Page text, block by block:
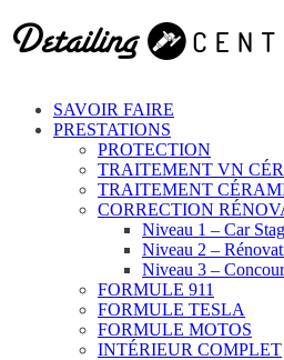
SAVOIR FAIRE
PRESTATIONS
PROTECTION
TRAITEMENT VN
TRAITEMENT
CORRECTION
Niveau 1 – Car
Niveau 2 –
Niveau 3 –
FORMULE 911
FORMULE TESLA
FORMULE MOTOS
INTÉRIEUR COMPLET